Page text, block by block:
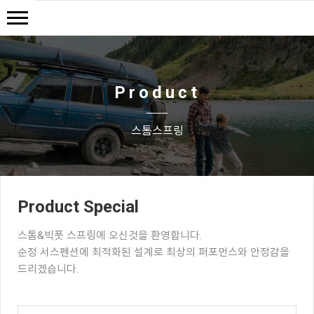
Product
스톰스프링
Product Special
스톰&빅풋 스프링에 오신것을 환영합니다.
순정 서스펜션에 최적화된 설계로 최상의 퍼포먼스와 안정감을
드리겠습니다.